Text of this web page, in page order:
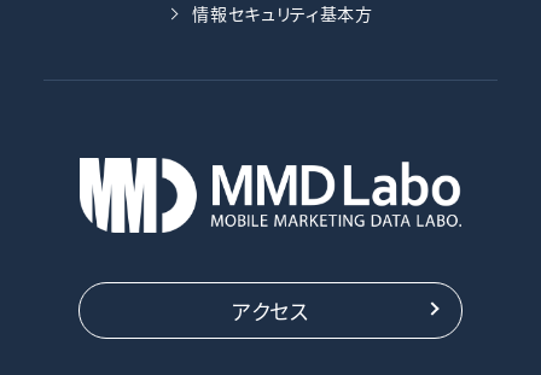
情報セキュリティ基本方
アクセス